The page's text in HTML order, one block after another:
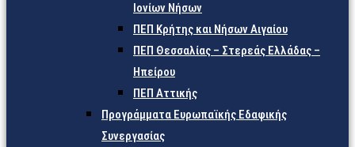
Ιονίων Νήσων
ΠΕΠ Κρήτης και Νήσων Αιγαίου
ΠΕΠ Θεσσαλίας – Στερεάς Ελλάδας –
Ηπείρου
ΠΕΠ Αττικής
Προγράμματα Ευρωπαϊκής Εδαφικής
Συνεργασίας